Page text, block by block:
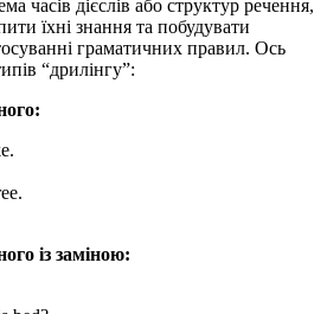
часів дієслів або структур речення,
їхні знання та побудувати
граматичних правил. Ось
“дрилінгу”:​
із заміною: